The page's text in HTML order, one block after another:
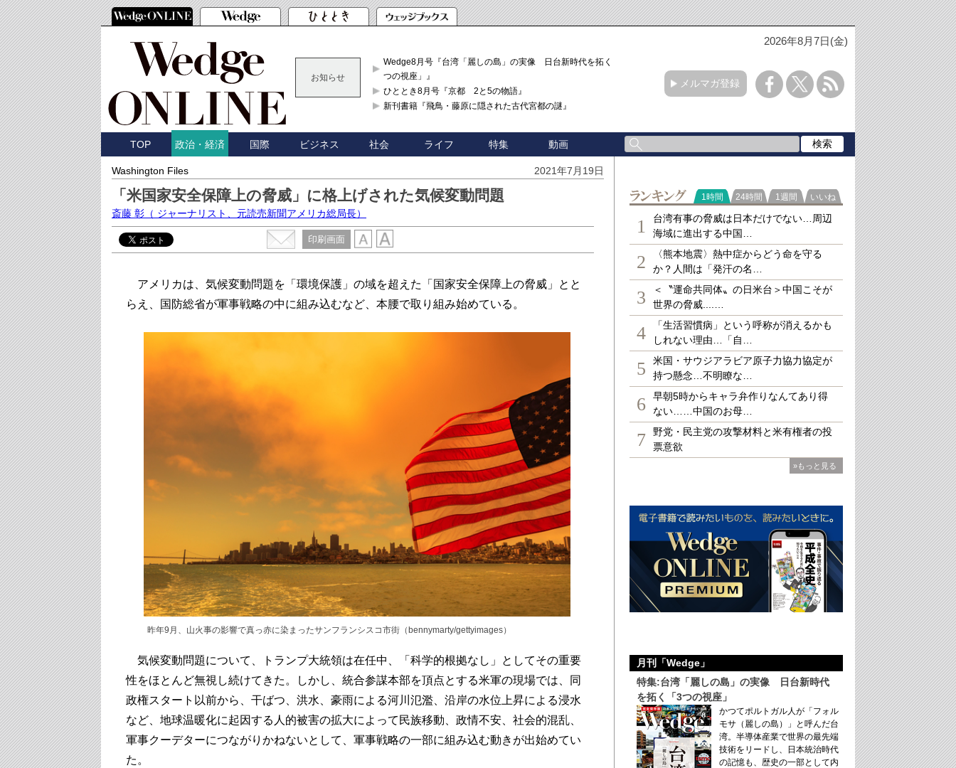
2026年8月7日(金)
お知らせ
Wedge8月号『台湾「麗しの島」の実像 日台新時代を拓く「3
つの視座」』
ひととき8月号『京都 2と5の物語』
新刊書籍『飛鳥・藤原に隠された古代宮都の謎』
メルマガ登録
TOP 政治・経済 国際 ビジネス 社会 ライフ 特集 動画
Washington Files 2021年7月19日
「米国家安全保障上の脅威」に格上げされた気候変動問題
斎藤 彰 （ ジャーナリスト、元読売新聞アメリカ総局長）
印刷画面
アメリカは、気候変動問題を「環境保護」の域を超えた「国家安全保障上の脅威」とと
らえ、国防総省が軍事戦略の中に組み込むなど、本腰で取り組み始めている。
昨年9月、山火事の影響で真っ赤に染まったサンフランシスコ市街（bennymarty/gettyimages）
気候変動問題について、トランプ大統領は在任中、「科学的根拠なし」としてその重要
性をほとんど無視し続けてきた。しかし、統合参謀本部を頂点とする米軍の現場では、同
政権スタート以前から、干ばつ、洪水、豪雨による河川氾濫、沿岸の水位上昇による浸水
など、地球温暖化に起因する人的被害の拡大によって民族移動、政情不安、社会的混乱、
軍事クーデターにつながりかねないとして、軍事戦略の一部に組み込む動きが出始めてい
た。
ランキング
1時間 24時間 1週間 いいね
1
台湾有事の脅威は日本だけでない…周辺
海域に進出する中国…
2
〈熊本地震〉熱中症からどう命を守る
か？人間は「発汗の名…
3
＜〝運命共同体〟の日米台＞中国こそが
世界の脅威....…
4
「生活習慣病」という呼称が消えるかも
しれない理由…「自…
5
米国・サウジアラビア原子力協力協定が
持つ懸念…不明瞭な…
6
早朝5時からキャラ弁作りなんてあり得
ない……中国のお母…
7
野党・民主党の攻撃材料と米有権者の投
票意欲
»もっと見る
月刊「Wedge」
特集:台湾「麗しの島」の実像 日台新時代
を拓く「3つの視座」
かつてポルトガル人が「フォル
モサ（麗しの島）」と呼んだ台
湾。半導体産業で世界の最先端
技術をリードし、日本統治時代
の記憶も、歴史の一部として内